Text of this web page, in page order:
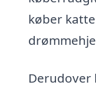
køber
Derudover